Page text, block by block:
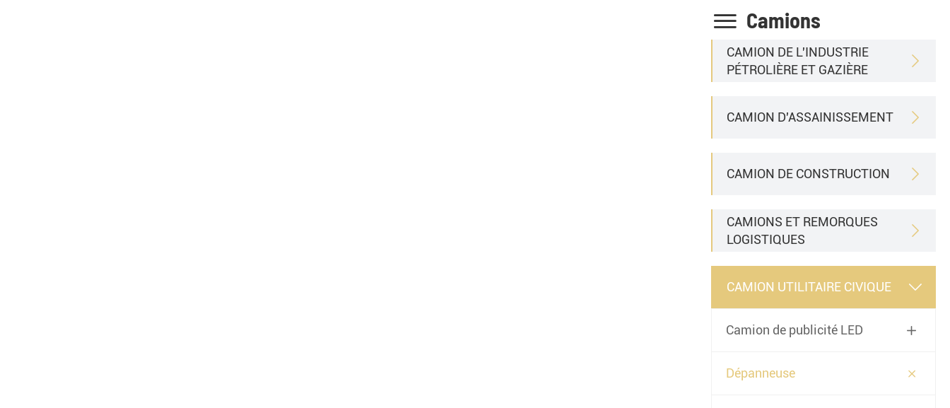
 Camions
CAMION DE L'INDUSTRIE
PÉTROLIÈRE ET GAZIÈRE

CAMION D'ASSAINISSEMENT 
CAMION DE CONSTRUCTION 
CAMIONS ET REMORQUES
LOGISTIQUES

CAMION UTILITAIRE CIVIQUE 
Camion de publicité LED 
Dépanneuse 